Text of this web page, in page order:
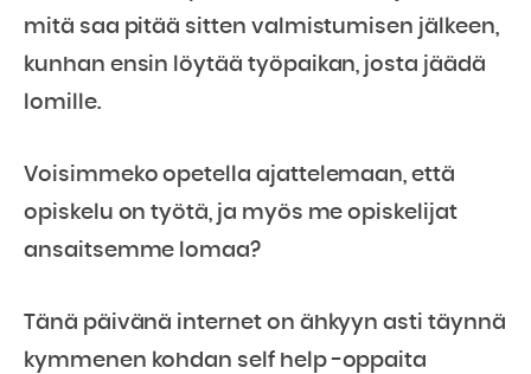
mitä saa pitää sitten valmistumisen jälkeen,
kunhan ensin löytää työpaikan, josta jäädä
lomille.
Voisimmeko opetella ajattelemaan, että
opiskelu on työtä, ja myös me opiskelijat
ansaitsemme lomaa?
Tänä päivänä internet on ähkyyn asti täynnä
kymmenen kohdan self help -oppaita